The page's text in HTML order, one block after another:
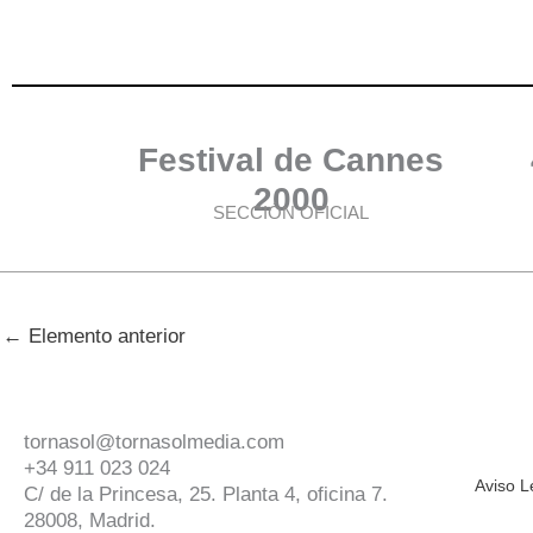
Festival de Cannes
2000
SECCIÓN OFICIAL
← Elemento anterior
tornasol@tornasolmedia.com
+34 911 023 024
C/ de la Princesa, 25. Planta 4, oficina 7.
28008, Madrid.
Aviso